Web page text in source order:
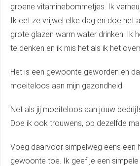
groene vitaminebommetjes. Ik
Ik eet ze vrijwel elke dag en doe het
grote glazen warm water drinken. Ik
te denken en ik mis het als ik het
Het is een gewoonte geworden en
moeiteloos aan mijn gezondheid.
Net als jij moeiteloos aan jouw
Doe ik ook trouwens, op dezelfde
Voeg daarvoor simpelweg eens een
gewoonte toe. Ik geef je een